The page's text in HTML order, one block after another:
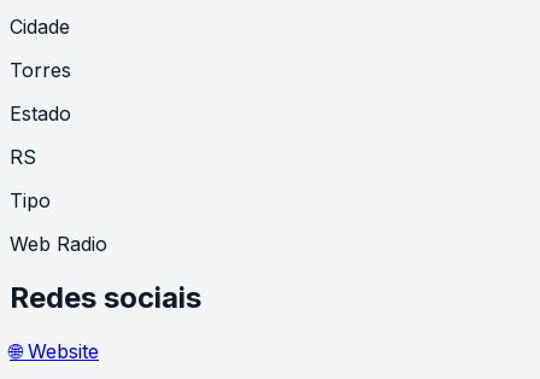
Cidade
Torres
Estado
RS
Tipo
Web Radio
Redes sociais
🌐 Website